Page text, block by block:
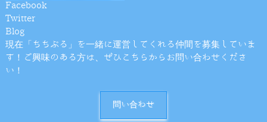
Facebook
Twitter
Blog
現在「ちちぶる」を一緒に運営してくれる仲間を募集していま
す！ご興味のある方は、ぜひこちらからお問い合わせくださ
い！
問い合わせ